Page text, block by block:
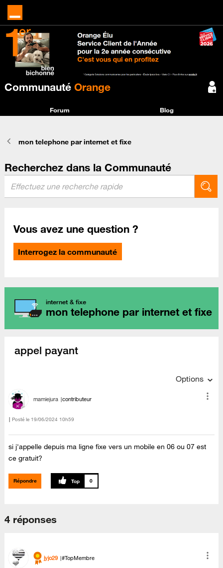
Communauté Orange
Forum Blog
mon telephone par internet et fixe
Recherchez dans la Communauté
Vous avez une question ?
Interrogez la communauté
internet & fixe
mon telephone par internet et fixe
appel payant
Options
mamiejura contributeur
Posté le ‎19/06/2024 10h59
si j'appelle depuis ma ligne fixe vers un mobile en 06 ou 07 est
ce gratuit?
Répondre 0
4 réponses
jyjo29 #TopMembre